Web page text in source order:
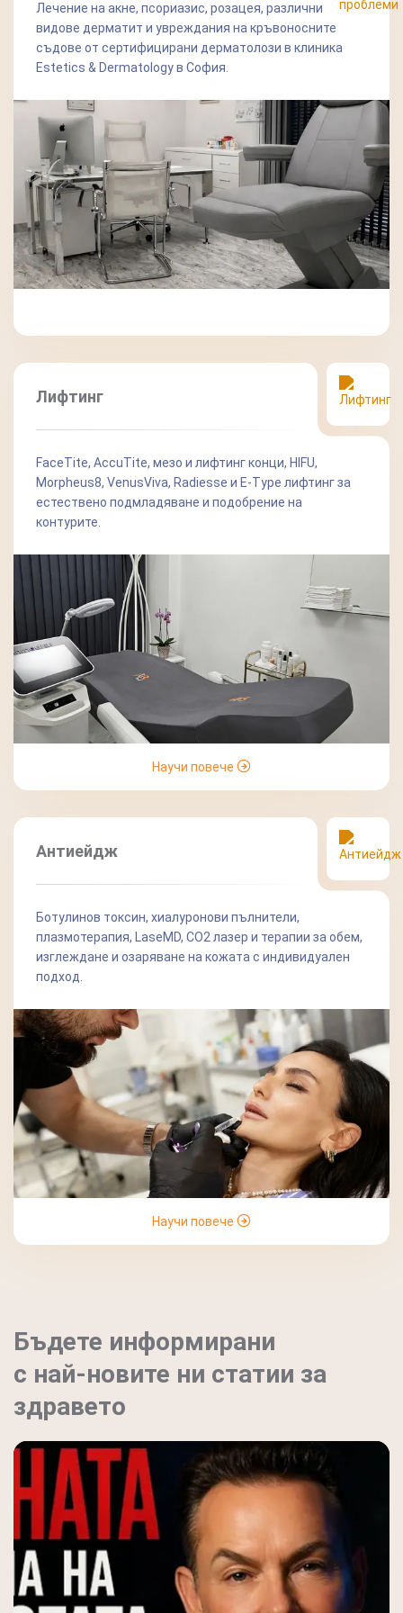
Лечение на акне, псориазис, розацея, различни
видове дерматит и увреждания на кръвоносните
съдове от сертифицирани дерматолози в клиника
Estetics & Dermatology в София.
Лифтинг
FaceTite, AccuTite, мезо и лифтинг конци, HIFU,
Morpheus8, VenusViva, Radiesse и E-Type лифтинг за
естествено подмладяване и подобрение на
контурите.
Научи повече
Антиейдж
Ботулинов токсин, хиалуронови пълнители,
плазмотерапия, LaseMD, СО2 лазер и терапии за обем,
изглеждане и озаряване на кожата с индивидуален
подход.
Научи повече
Бъдете информирани
с най-новите ни статии за
здравето